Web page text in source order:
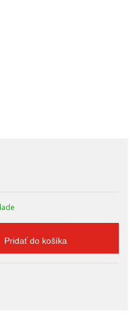
Pridať do košíka